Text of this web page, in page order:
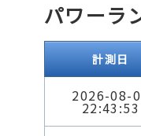
パワーラ
計測日
2026-08-
22:43:53